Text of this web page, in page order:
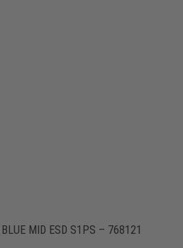
MID ESD S1PS – 768121